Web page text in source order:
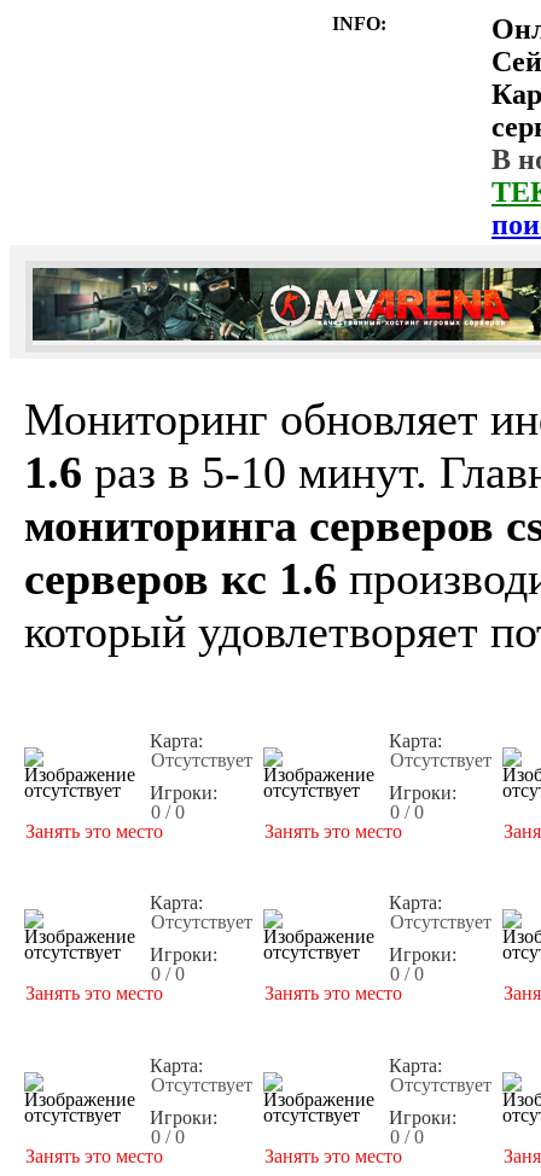
INFO:
В
Мониторинг обновляет
1.6 раз в 5-10 минут.
мониторинга серверов
серверов кс 1.6
который удовлетворяет
Карта:
Отсутствует
Игроки:
0 / 0
Занять это место
Карта:
Отсутствует
Игроки:
0 / 0
Занять это место
Карта:
Отсутствует
Игроки:
0 / 0
Занять это место
Карта:
Отсутствует
Игроки:
0 / 0
Занять это место
Карта:
Отсутствует
Игроки:
0 / 0
Занять это место
Карта:
Отсутствует
Игроки:
0 / 0
Занять это место